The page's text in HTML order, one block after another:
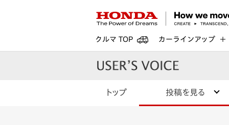
クルマ TOP カーラインアップ
トップ 投稿を見る